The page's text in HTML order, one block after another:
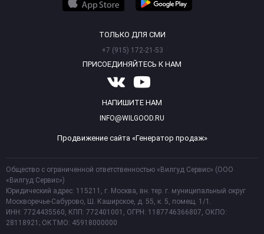
ТОЛЬКО ДЛЯ СМИ
+7 (915) 172-21-53
ПРИСОЕДИНЯЙТЕСЬ К НАМ
НАПИШИТЕ НАМ
INFO@WILGOOD.RU
Продвижение сайта «Генератор продаж»
Общество с ограниченной ответственностью «Вилгуд Сервис» (ООО
«Вилгуд Сервис»)
Юридический адрес: 115211, г. Москва, вн. тер. г. муниципальный округ
Москворечье-Сабурово, Ш. Каширское, д. 55, к. 5, помещ. 1/1.
ИНН: 7724435560, КПП: 772401001, ОГРН: 1187746366807, ОКПО:
28118921; ОКТМО: 45918000000